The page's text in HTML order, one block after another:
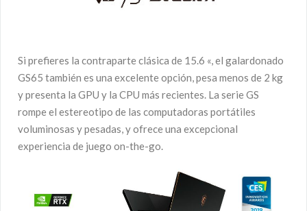
Si prefieres la contraparte clásica de 15.6 «, el galardonado
GS65 también es una excelente opción, pesa menos de 2 kg
y presenta la GPU y la CPU más recientes. La serie GS
rompe el estereotipo de las computadoras portátiles
voluminosas y pesadas, y ofrece una excepcional
experiencia de juego on-the-go.